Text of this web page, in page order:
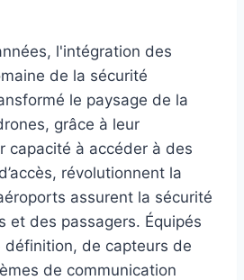
l'intégration des
de la sécurité
le paysage de la
grâce à leur
capacité à accéder à des
révolutionnent la
assurent la sécurité
et des passagers. Équipés
définition, de capteurs de
de communication